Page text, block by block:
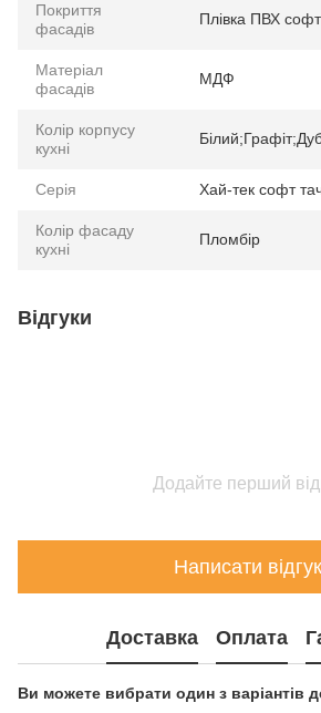
Покриття
фасадів
Плівка ПВХ
Матеріал
фасадів
МДФ
Колір корпусу
кухні
Серія Хай-тек софт
Колір фасаду
кухні
Пломбір
Відгуки
Додайте перший
Написати відгук
Доставка Оплата
Ви можете вибрати один з варіантів